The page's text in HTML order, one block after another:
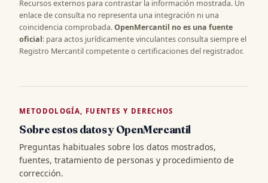
Recursos externos para contrastar la información mostrada. Un
enlace de consulta no representa una integración ni una
coincidencia comprobada.OpenMercantil no es una fuente
oficial: para actos jurídicamente vinculantes consulta siempre el
Registro Mercantil competente o certificaciones del registrador.
METODOLOGÍA, FUENTES Y DERECHOS
Sobre estos datos y OpenMercantil
Preguntas habituales sobre los datos mostrados,
fuentes, tratamiento de personas y procedimiento de
corrección.